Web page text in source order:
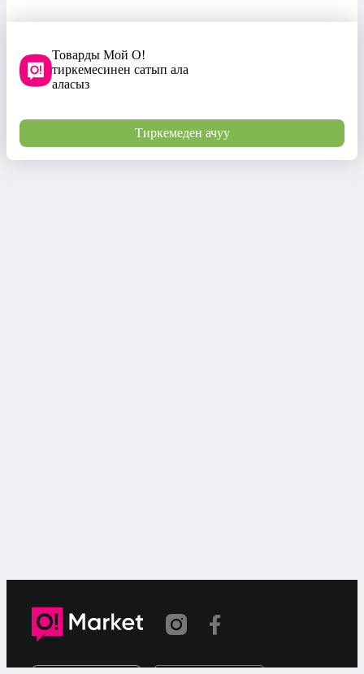
Товарды Мой О!
тиркемесинен сатып ала
аласыз
Тиркемеден ачуу